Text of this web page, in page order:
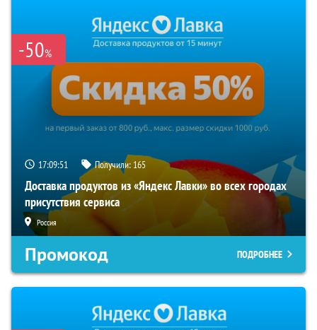
-50%
17:09:50 Получили: 165
Доставка продуктов из «Яндекс Лавки» во всех городах
присутствия сервиса
Россия
Промокод ПОДРОБНЕЕ